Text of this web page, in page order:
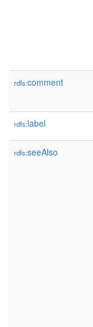
rdfs:comment
rdfs:label
rdfs:seeAlso